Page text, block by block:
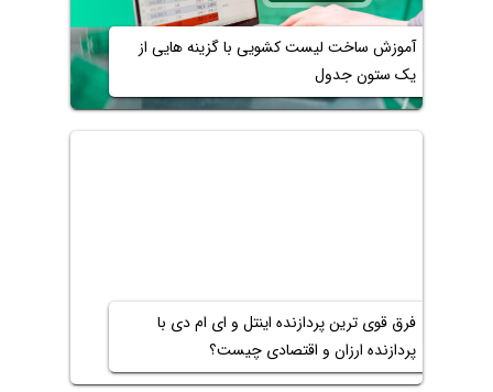
آموزش ساخت لیست کشویی با گزینه هایی از
یک ستون جدول
فرق قوی ترین پردازنده اینتل و ای ام دی با
پردازنده ارزان و اقتصادی چیست؟